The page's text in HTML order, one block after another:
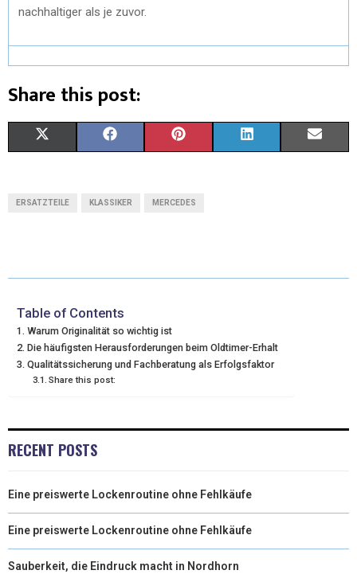
nachhaltiger als je zuvor.
Share this post:
T
T
E
R
O
K
R
T
D
ERSATZTEILE KLASSIKER MERCEDES
Table of Contents
Warum Originalität so wichtig ist
Die häufigsten Herausforderungen beim Oldtimer-Erhalt
Qualitätssicherung und Fachberatung als Erfolgsfaktor
Share this post:
RECENT POSTS
Eine preiswerte Lockenroutine ohne Fehlkäufe
Eine preiswerte Lockenroutine ohne Fehlkäufe
Sauberkeit, die Eindruck macht in Nordhorn